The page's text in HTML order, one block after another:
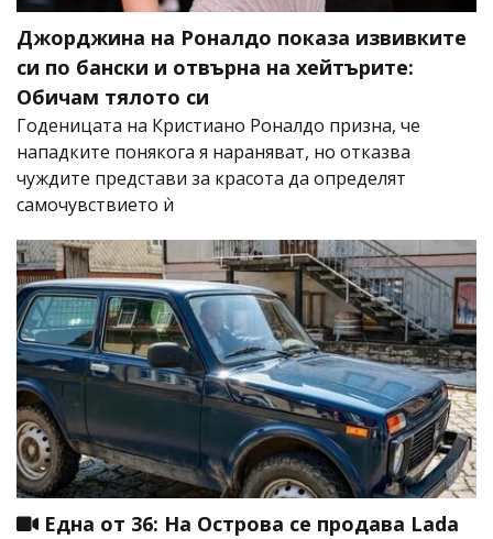
Джорджина на Роналдо показа извивките
си по бански и отвърна на хейтърите:
Обичам тялото си
Годеницата на Кристиано Роналдо призна, че
нападките понякога я нараняват, но отказва
чуждите представи за красота да определят
самочувствието ѝ
Една от 36: На Острова се продава Lada